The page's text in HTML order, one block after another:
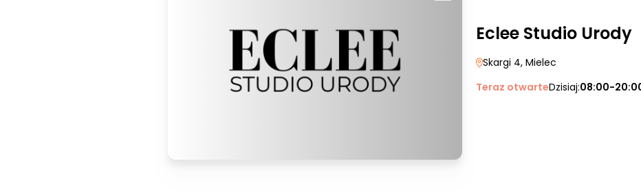
Eclee Studio Urody
Skargi 4, Mielec
Teraz otwarteDzisiaj:08:00-